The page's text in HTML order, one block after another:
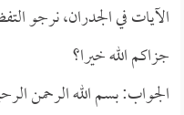
الآيات في الجدران، نرجو
جزاكم الله خيرا؟
الجواب: بسم الله الرحمن